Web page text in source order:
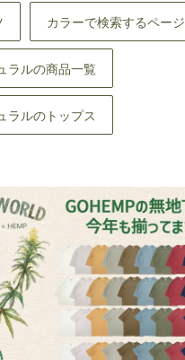
カラーで検索するページ
ラルの商品一覧
ラルのトップス